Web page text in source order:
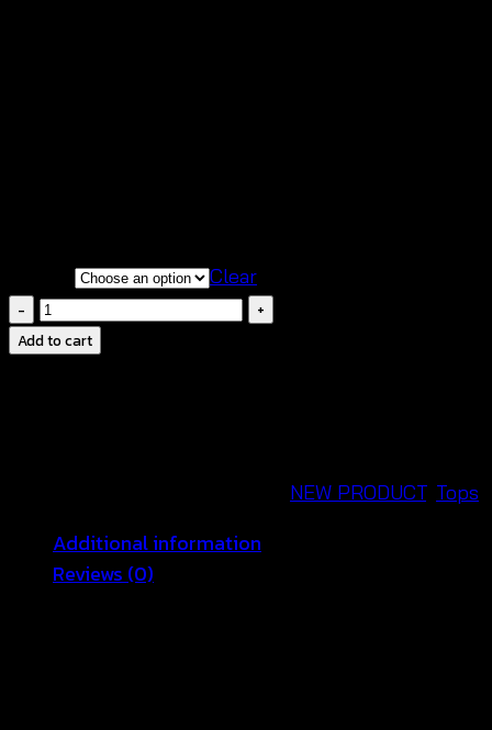
Clear
เสื้อ
ถัก
Add to cart
NEW PRODUCT, Tops
Additional information
Reviews (0)